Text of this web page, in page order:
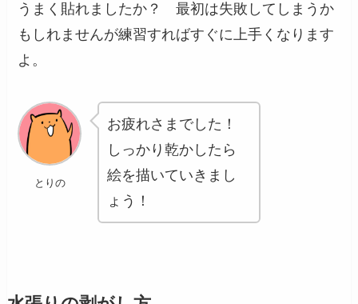
うまく貼れましたか？ 最初は失敗してしまうか
もしれませんが練習すればすぐに上手くなります
よ。
とりの
お疲れさまでした！
しっかり乾かしたら
絵を描いていきまし
ょう！